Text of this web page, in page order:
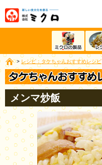
> レシピ：タケちゃんおすすめレシピ
メンマ炒飯